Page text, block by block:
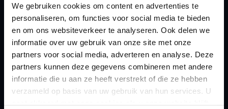
We gebruiken cookies om content en advertenties te
personaliseren, om functies voor social media te bieden
en om ons websiteverkeer te analyseren. Ook delen we
informatie over uw gebruik van onze site met onze
partners voor social media, adverteren en analyse. Deze
partners kunnen deze gegevens combineren met andere
informatie die u aan ze heeft verstrekt of die ze hebben
verzameld op basis van uw gebruik van hun services. U
gaat akkoord met onze cookies als u onze website blijft
Geleidebiljet jaarstukken
2023
Geleidebiljet jaarstukken
2024
Geleidebiljet jaarstukken
2025
Pensioen BV
Pensioen BV bij
overlijden
Pensioen BV en
echtscheiding
Pensioen in de
jaarrekening